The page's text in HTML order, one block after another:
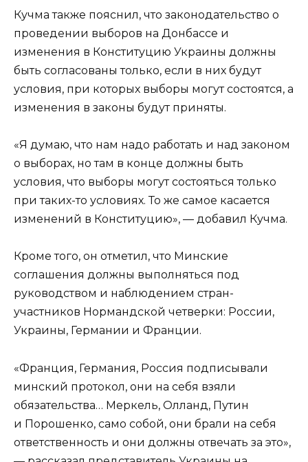
Кучма также пояснил, что законодательство о
проведении выборов на Донбассе и
изменения в Конституцию Украины должны
быть согласованы только, если в них будут
условия, при которых выборы могут состоятся, а
изменения в законы будут приняты.
«Я думаю, что нам надо работать и над законом
о выборах, но там в конце должны быть
условия, что выборы могут состояться только
при таких-то условиях. То же самое касается
изменений в Конституцию», — добавил Кучма.
Кроме того, он отметил, что Минские
соглашения должны выполняться под
руководством и наблюдением стран-
участников Нормандской четверки: России,
Украины, Германии и Франции.
«Франция, Германия, Россия подписывали
минский протокол, они на себя взяли
обязательства… Меркель, Олланд, Путин
и Порошенко, само собой, они брали на себя
ответственность и они должны отвечать за это»,